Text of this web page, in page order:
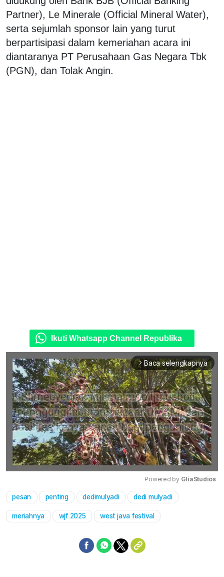
Partner), Le Minerale (Official Mineral Water),
serta sejumlah sponsor lain yang turut
berpartisipasi dalam kemeriahan acara ini
diantaranya PT Perusahaan Gas Negara Tbk
(PGN), dan Tolak Angin.
Ikuti Whatsapp Channel Republika
arrow_forward_ios Baca selengkapnya
Powered by GliaStudios
pesan penting dedimulyadi dedi mulyadi
meriahnya wjf 2025 west java festival